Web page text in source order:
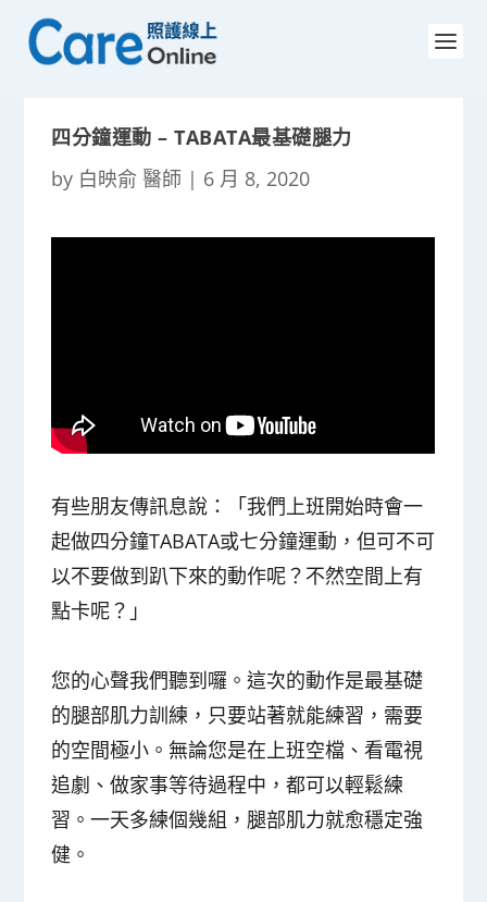
四分鐘運動 – TABATA最基礎腿力
by 白映俞 醫師 | 6 月 8, 2020
有些朋友傳訊息說：「我們上班開始時會一
起做四分鐘TABATA或七分鐘運動，但可不可
以不要做到趴下來的動作呢？不然空間上有
點卡呢？」
您的心聲我們聽到囉。這次的動作是最基礎
的腿部肌力訓練，只要站著就能練習，需要
的空間極小。無論您是在上班空檔、看電視
追劇、做家事等待過程中，都可以輕鬆練
習。一天多練個幾組，腿部肌力就愈穩定強
健。